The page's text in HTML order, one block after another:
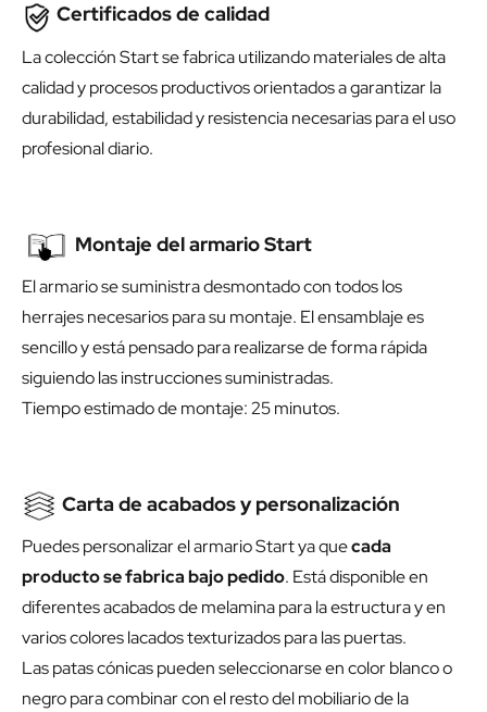
Certificados de calidad
La colección Start se fabrica utilizando materiales de alta
calidad y procesos productivos orientados a garantizar la
durabilidad, estabilidad y resistencia necesarias para el uso
profesional diario.
Montaje del armario Start
El armario se suministra desmontado con todos los
herrajes necesarios para su montaje. El ensamblaje es
sencillo y está pensado para realizarse de forma rápida
siguiendo las instrucciones suministradas.
Tiempo estimado de montaje: 25 minutos.
Carta de acabados y personalización
Puedes personalizar el armario Start ya quecada
producto se fabrica bajo pedido. Está disponible en
diferentes acabados de melamina para la estructura y en
varios colores lacados texturizados para las puertas.
Las patas cónicas pueden seleccionarse en color blanco o
negro para combinar con el resto del mobiliario de la